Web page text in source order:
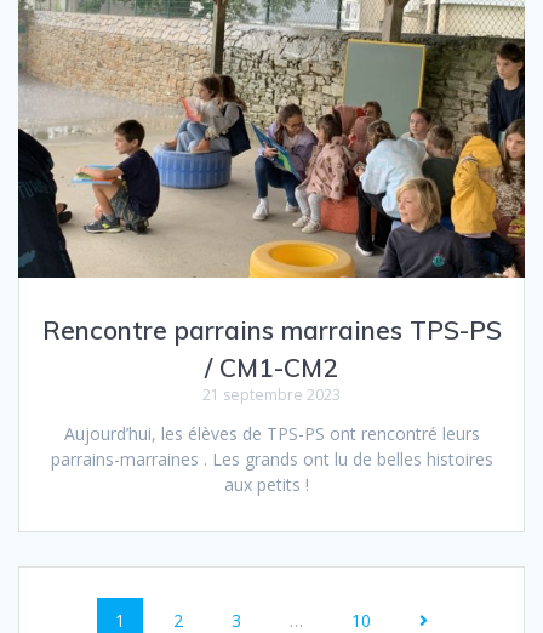
Rencontre parrains marraines TPS-PS
/ CM1-CM2
21 septembre 2023
Aujourd’hui, les élèves de TPS-PS ont rencontré leurs
parrains-marraines . Les grands ont lu de belles histoires
aux petits !
Navigation
Page
1 Page
2 Page
3 … Page
10